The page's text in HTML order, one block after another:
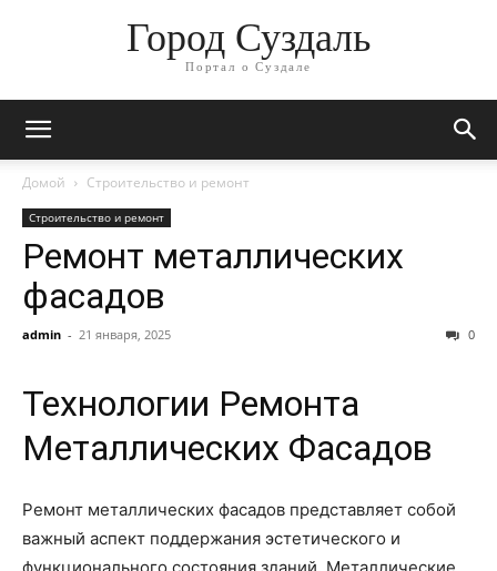
Город Суздаль
Портал о Суздале
Домой Строительство и ремонт
Строительство и ремонт
Ремонт металлических
фасадов
admin - 21 января, 2025 0
Технологии Ремонта
Металлических Фасадов
Ремонт металлических фасадов представляет собой
важный аспект поддержания эстетического и